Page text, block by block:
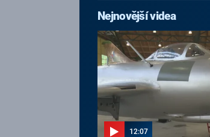
Nejnovější videa
12:07